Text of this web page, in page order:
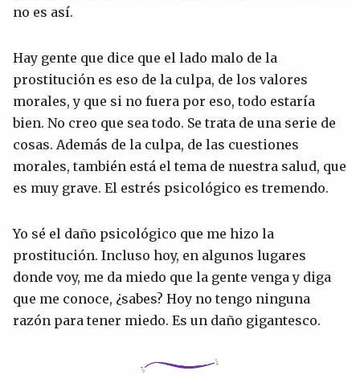
no es así.
Hay gente que dice que el lado malo de la
prostitución es eso de la culpa, de los valores
morales, y que si no fuera por eso, todo estaría
bien. No creo que sea todo. Se trata de una serie de
cosas. Además de la culpa, de las cuestiones
morales, también está el tema de nuestra salud, que
es muy grave. El estrés psicológico es tremendo.
Yo sé el daño psicológico que me hizo la
prostitución. Incluso hoy, en algunos lugares
donde voy, me da miedo que la gente venga y diga
que me conoce, ¿sabes? Hoy no tengo ninguna
razón para tener miedo. Es un daño gigantesco.